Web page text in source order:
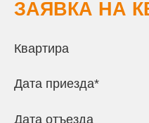
ЗАЯВКА НА
Квартира
Дата приезда*
Дата отъезда